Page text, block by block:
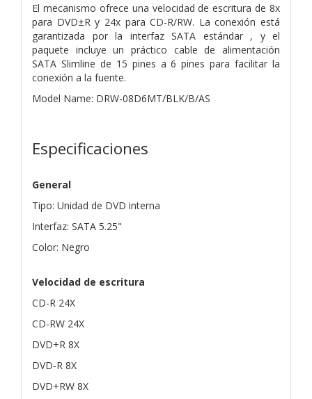
El mecanismo ofrece una velocidad de escritura de 8x
para DVD±R y 24x para CD-R/RW. La conexión está
garantizada por la interfaz SATA estándar , y el
paquete incluye un práctico cable de alimentación
SATA Slimline de 15 pines a 6 pines para facilitar la
conexión a la fuente.
Model Name: DRW-08D6MT/BLK/B/AS
Especificaciones
General
Tipo: Unidad de DVD interna
Interfaz: SATA 5.25"
Color: Negro
Velocidad de escritura
CD-R 24X
CD-RW 24X
DVD+R 8X
DVD-R 8X
DVD+RW 8X